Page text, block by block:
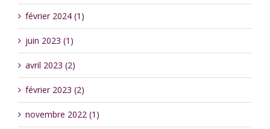
février 2024 (1)
juin 2023 (1)
avril 2023 (2)
février 2023 (2)
novembre 2022 (1)